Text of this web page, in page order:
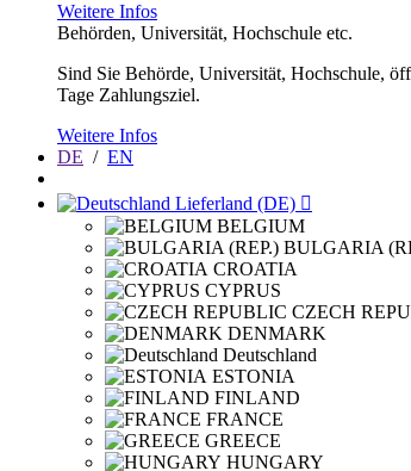
Weitere Infos
Behörden, Universität, Hochschule etc.
Sind Sie Behörde, Universität, Hochschule,
Tage Zahlungsziel.
Weitere Infos
DE / EN
Lieferland (DE) 
BELGIUM
BULGARIA
CROATIA
CYPRUS
CZECH
DENMARK
Deutschland
ESTONIA
FINLAND
FRANCE
GREECE
HUNGARY